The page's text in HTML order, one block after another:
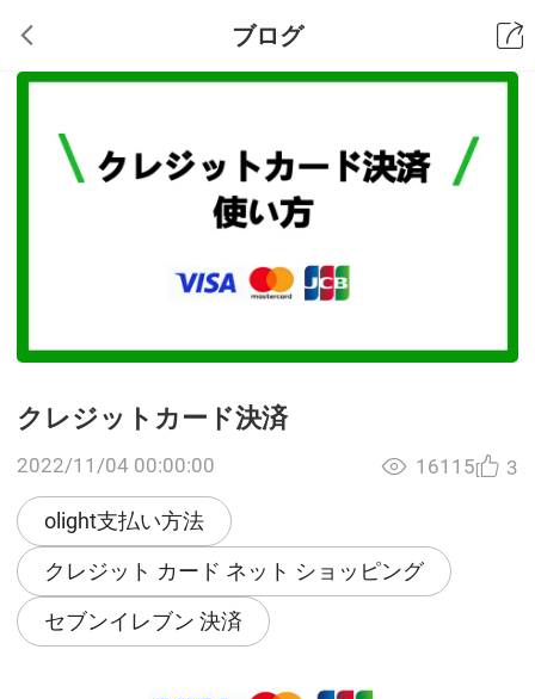
ブログ
クレジットカード決済
2022/11/04 00:00:00
olight支払い方法
クレジット カード ネット ショッピング
セブンイレブン 決済
16115 3